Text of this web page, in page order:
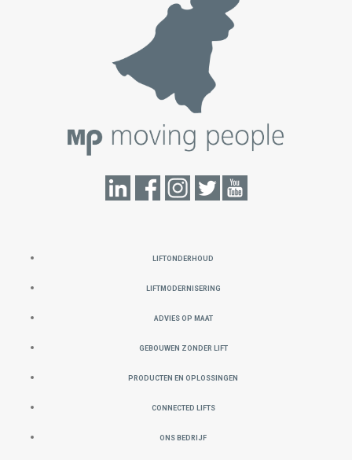
LIFTONDERHOUD
LIFTMODERNISERING
ADVIES OP MAAT
GEBOUWEN ZONDER LIFT
PRODUCTEN EN OPLOSSINGEN
CONNECTED LIFTS
ONS BEDRIJF